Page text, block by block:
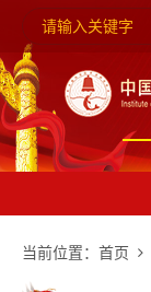
当前位置： 首页